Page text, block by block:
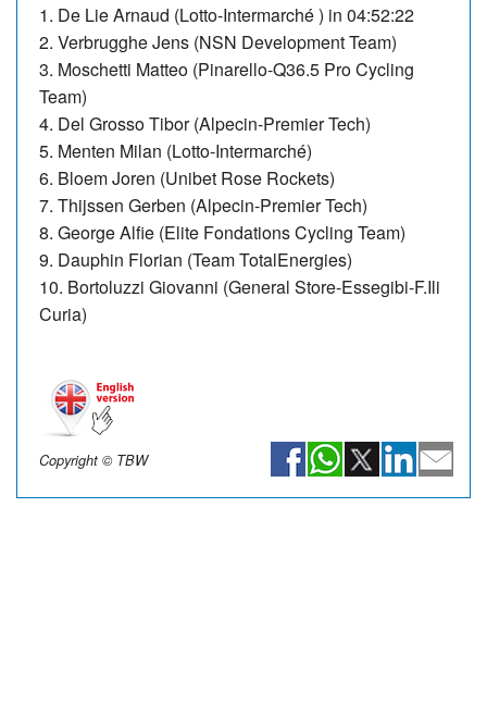
1. De Lie Arnaud (Lotto-Intermarché ) in 04:52:22
2. Verbrugghe Jens (NSN Development Team)
3. Moschetti Matteo (Pinarello-Q36.5 Pro Cycling
Team)
4. Del Grosso Tibor (Alpecin-Premier Tech)
5. Menten Milan (Lotto-Intermarché)
6. Bloem Joren (Unibet Rose Rockets)
7. Thijssen Gerben (Alpecin-Premier Tech)
8. George Alfie (Elite Fondations Cycling Team)
9. Dauphin Florian (Team TotalEnergies)
10. Bortoluzzi Giovanni (General Store-Essegibi-F.Ili
Curia)
Copyright © TBW